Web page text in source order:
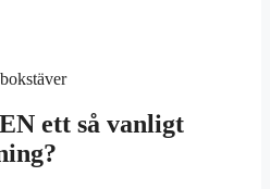
ett så vanligt